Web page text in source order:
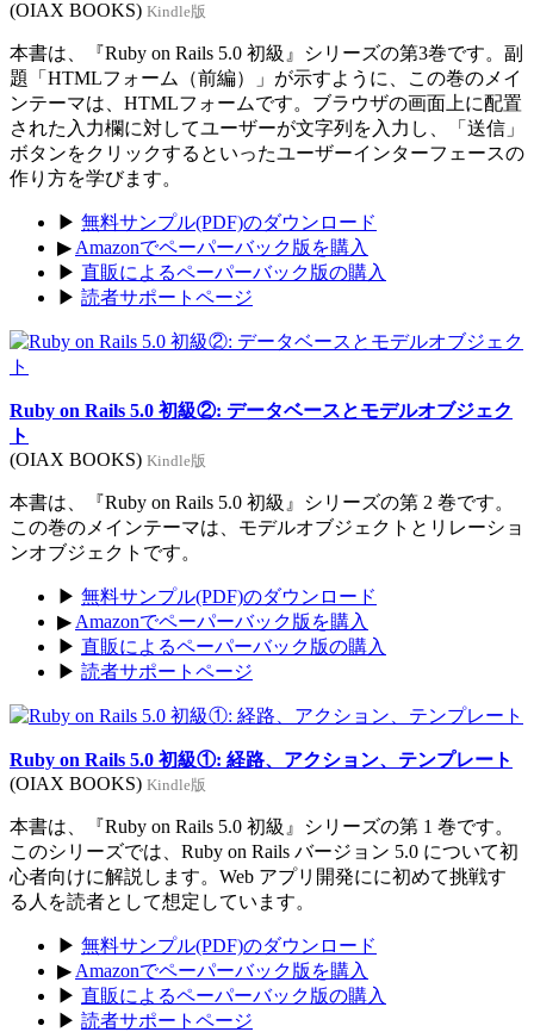
(OIAX BOOKS) Kindle版
本書は、『Ruby on Rails 5.0 初級』シリーズの第3巻です。副
題「HTMLフォーム（前編）」が示すように、この巻のメイ
ンテーマは、HTMLフォームです。ブラウザの画面上に配置
された入力欄に対してユーザーが文字列を入力し、「送信」
ボタンをクリックするといったユーザーインターフェースの
作り方を学びます。
▶ 無料サンプル(PDF)のダウンロード
▶ Amazonでペーパーバック版を購入
▶ 直販によるペーパーバック版の購入
▶ 読者サポートページ
Ruby on Rails 5.0 初級②: データベースとモデルオブジェク
ト
(OIAX BOOKS) Kindle版
本書は、『Ruby on Rails 5.0 初級』シリーズの第 2 巻です。
この巻のメインテーマは、モデルオブジェクトとリレーショ
ンオブジェクトです。
▶ 無料サンプル(PDF)のダウンロード
▶ Amazonでペーパーバック版を購入
▶ 直販によるペーパーバック版の購入
▶ 読者サポートページ
Ruby on Rails 5.0 初級①: 経路、アクション、テンプレート
(OIAX BOOKS) Kindle版
本書は、『Ruby on Rails 5.0 初級』シリーズの第 1 巻です。
このシリーズでは、Ruby on Rails バージョン 5.0 について初
心者向けに解説します。Web アプリ開発にに初めて挑戦す
る人を読者として想定しています。
▶ 無料サンプル(PDF)のダウンロード
▶ Amazonでペーパーバック版を購入
▶ 直販によるペーパーバック版の購入
▶ 読者サポートページ